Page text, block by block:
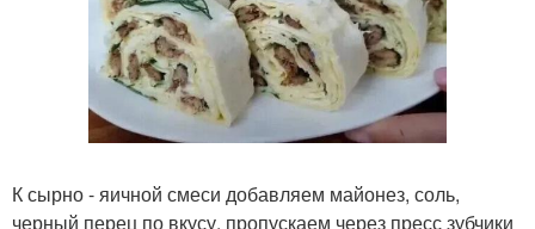
К сырно - яичной смеси добавляем майонез, соль,
черный перец по вкусу, пропускаем через пресс зубчики